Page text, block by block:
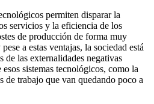
permiten disparar la
servicios y la eficiencia de los
de producción de forma muy
a estas ventajas, la sociedad está
de las externalidades negativas
sistemas tecnológicos, como la
de trabajo que van quedando poco a